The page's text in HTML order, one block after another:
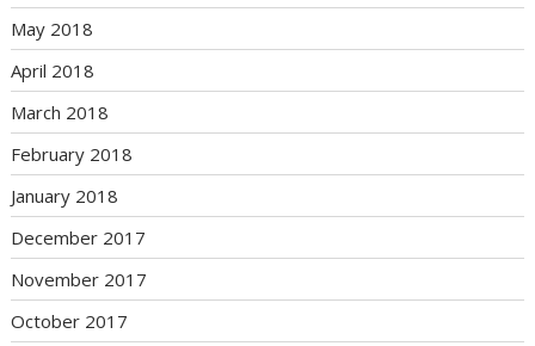
May 2018
April 2018
March 2018
February 2018
January 2018
December 2017
November 2017
October 2017